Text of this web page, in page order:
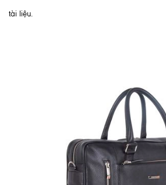
tài liệu.